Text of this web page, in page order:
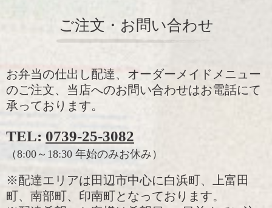
ご注文・お問い合わせ
お弁当の仕出し配達、オーダーメイドメニュー
のご注文、当店へのお問い合わせはお電話にて
承っております。
TEL: 0739-25-3082
（8:00～18:30 年始のみお休み）
※配達エリアは田辺市中心に白浜町、上富田
町、南部町、印南町となっております。